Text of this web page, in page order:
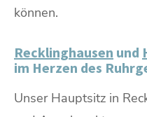
können.
Recklinghausen und
im Herzen des
Unser Hauptsitz in